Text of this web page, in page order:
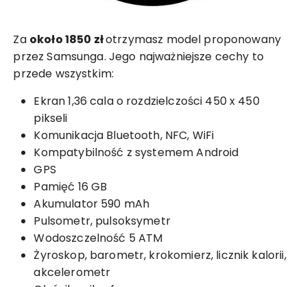
Za około 1850 złotrzymasz model proponowany
przez Samsunga. Jego najważniejsze cechy to
przede wszystkim:
Ekran 1,36 cala o rozdzielczości 450 x 450
pikseli
Komunikacja Bluetooth, NFC, WiFi
Kompatybilność z systemem Android
GPS
Pamięć 16 GB
Akumulator 590 mAh
Pulsometr, pulsoksymetr
Wodoszczelność 5 ATM
Żyroskop, barometr, krokomierz, licznik kalorii,
akcelerometr